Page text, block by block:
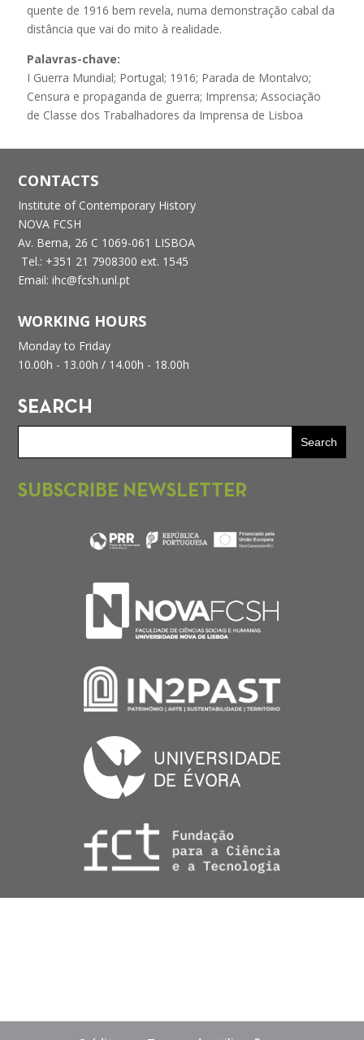
quente de 1916 bem revela, numa demonstração cabal da
distância que vai do mito à realidade.
Palavras-chave:
I Guerra Mundial; Portugal; 1916; Parada de Montalvo;
Censura e propaganda de guerra; Imprensa; Associação
de Classe dos Trabalhadores da Imprensa de Lisboa
CONTACTS
Institute of Contemporary History
NOVA FCSH
Av. Berna, 26 C 1069-061 LISBOA
Tel.: +351 21 7908300 ext. 1545
Email: ihc@fcsh.unl.pt
WORKING HOURS
Monday to Friday
10.00h - 13.00h / 14.00h - 18.00h
SEARCH
SUBSCRIBE NEWSLETTER